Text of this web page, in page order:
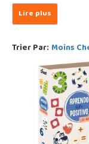
Trier Par: Moins